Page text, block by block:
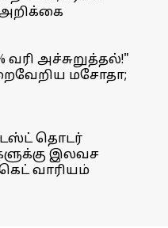
அறிக்கை
வரி அச்சுறுத்தல்!"
மசோதா;
தொடர்
இலவச
வாரியம்